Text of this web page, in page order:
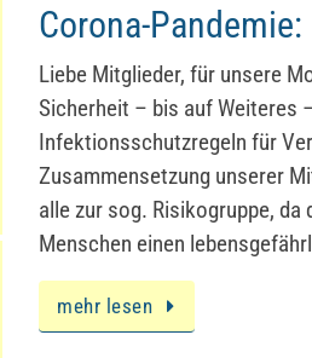
Corona-
Liebe Mitglieder, für unsere
Sicherheit – bis auf Weiteres
Infektionsschutzregeln für
Zusammensetzung unserer
alle zur sog. Risikogruppe,
Menschen einen
mehr lesen